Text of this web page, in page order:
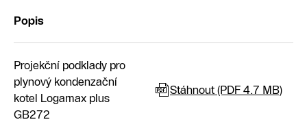
Popis
Projekční podklady pro
plynový kondenzační
kotel Logamax plus
GB272
Stáhnout (PDF 4.7 MB)